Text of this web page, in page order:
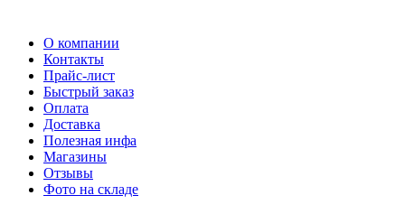
О компании
Контакты
Прайс-лист
Быстрый заказ
Оплата
Доставка
Полезная инфа
Магазины
Отзывы
Фото на складе